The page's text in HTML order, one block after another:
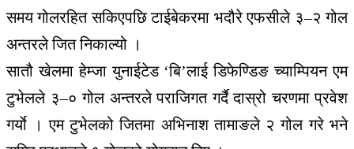
समय गोलरहित सकिएपछि टाईबेकरमा भदौरे एफसीले ३–२ गोल
अन्तरले जित निकाल्यो ।
सातौ खेलमा हेम्जा युनाईटेड ‘बि’लाई डिफेण्डिङ च्याम्पियन एम
टुभेलले ३–० गोल अन्तरले पराजिगत गर्दै दास्रो चरणमा प्रवेश
गर्याे । एम टुभेलको जितमा अभिनाश तामाङले २ गोल गरे भने